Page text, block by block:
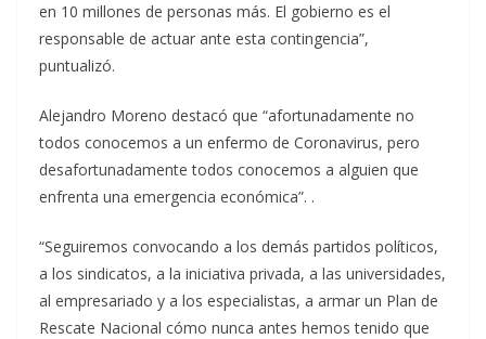
en 10 millones de personas más. El gobierno es el
responsable de actuar ante esta contingencia”,
puntualizó.
Alejandro Moreno destacó que “afortunadamente no
todos conocemos a un enfermo de Coronavirus, pero
desafortunadamente todos conocemos a alguien que
enfrenta una emergencia económica”. .
“Seguiremos convocando a los demás partidos políticos,
a los sindicatos, a la iniciativa privada, a las universidades,
al empresariado y a los especialistas, a armar un Plan de
Rescate Nacional cómo nunca antes hemos tenido que